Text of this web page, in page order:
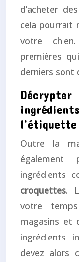
d’acheter
cela pourrait
votre
premières
derniers sont
l’étiquette
Outre la
ingrédients
croquettes.
votre
magasins et
ingrédients
devez alors